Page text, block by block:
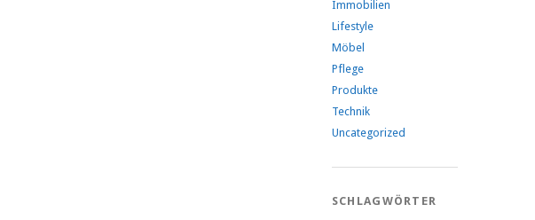
Immobilien
Lifestyle
Möbel
Pflege
Produkte
Technik
Uncategorized
SCHLAGWÖRTER